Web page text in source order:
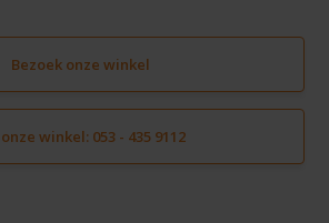
Bezoek onze winkel
winkel: 053 - 435 9112